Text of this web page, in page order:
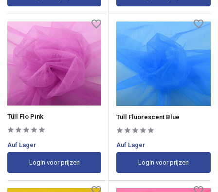
Tüll Flo Pink
Auf Lager
Login voor prijzen
Tüll Fluorescent Blue
Auf Lager
Login voor prijzen